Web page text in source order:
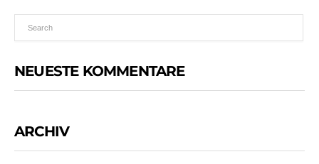
NEUESTE KOMMENTARE
ARCHIV